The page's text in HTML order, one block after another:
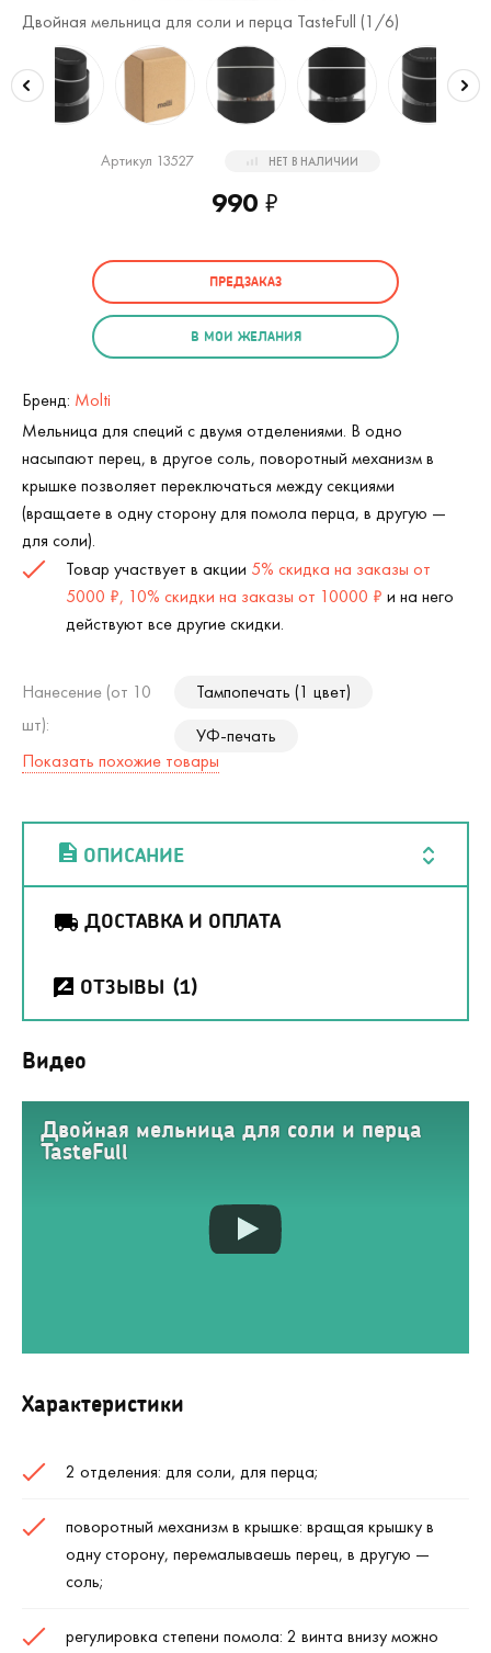
Двойная мельница для соли и перца TasteFull (1 /6)
Артикул 13527 НЕТ В НАЛИЧИИ
990 ₽
ПРЕДЗАКАЗ
В МОИ ЖЕЛАНИЯ
Бренд: Molti
Мельница для специй с двумя отделениями. В одно
насыпают перец, в другое соль, поворотный механизм в
крышке позволяет переключаться между секциями
(вращаете в одну сторону для помола перца, в другую —
для соли).
Товар участвует в акции 5% скидка на заказы от
5000 ₽, 10% скидки на заказы от 10000 ₽ и на него
действуют все другие скидки.
Нанесение (от 10
шт):
Тампопечать (1 цвет)
УФ-печать
Показать похожие товары
ОПИСАНИЕ
ДОСТАВКА И ОПЛАТА
ОТЗЫВЫ (1)
Видео
Двойная мельница для соли и перца
TasteFull
Характеристики
2 отделения: для соли, для перца;
поворотный механизм в крышке: вращая крышку в
одну сторону, перемалываешь перец, в другую —
соль;
регулировка степени помола: 2 винта внизу можно